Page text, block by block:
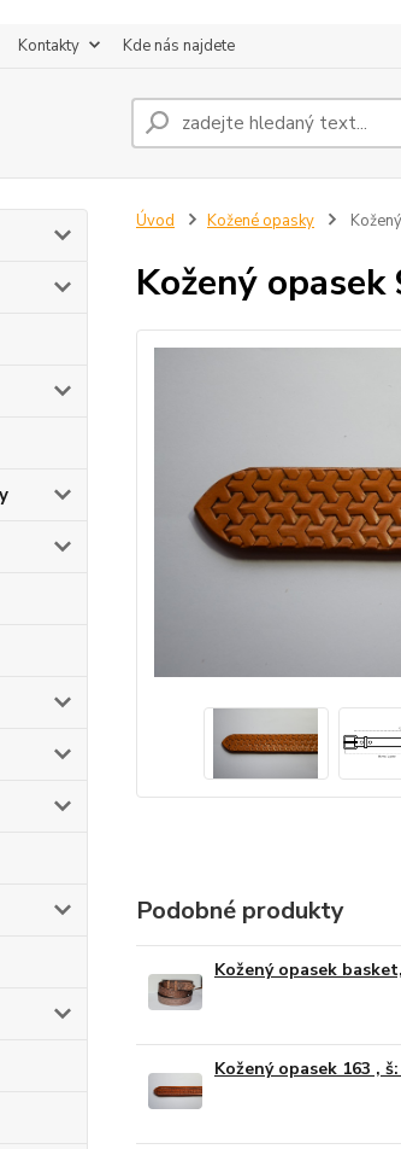
Kontakty Kde nás najdete
Úvod Kožené opasky
Kožený opasek
Podobné produkty
Kožený opasek
Kožený opasek 163 ,